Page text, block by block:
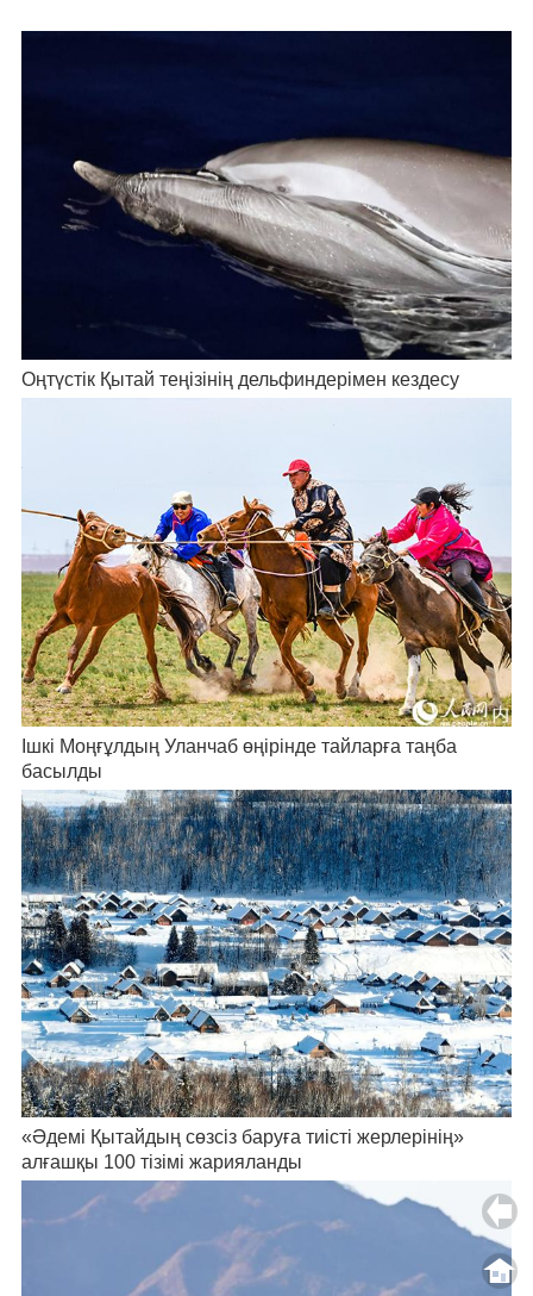
Оңтүстік Қытай теңізінің дельфиндерімен кездесу
Ішкі Моңғұлдың Уланчаб өңірінде тайларға таңба
басылды
«Әдемі Қытайдың сөзсіз баруға тиісті жерлерінің»
алғашқы 100 тізімі жарияланды